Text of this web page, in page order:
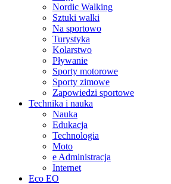
Nordic Walking
Sztuki walki
Na sportowo
Turystyka
Kolarstwo
Pływanie
Sporty motorowe
Sporty zimowe
Zapowiedzi sportowe
Technika i nauka
Nauka
Edukacja
Technologia
Moto
e Administracja
Internet
Eco EO